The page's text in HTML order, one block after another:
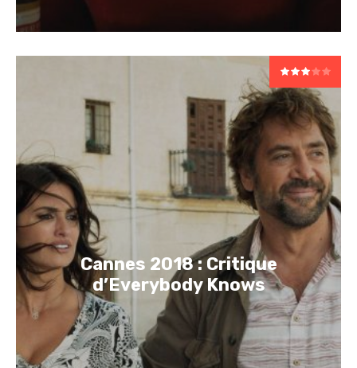
Cannes 2018 : Critique
d’Everybody Knows